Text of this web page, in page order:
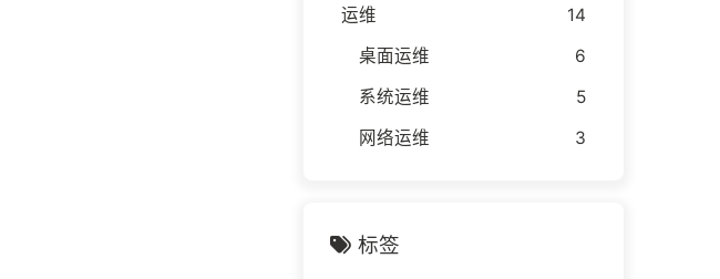
运维
14
桌面运维
6
系统运维
5
网络运维
3
标签